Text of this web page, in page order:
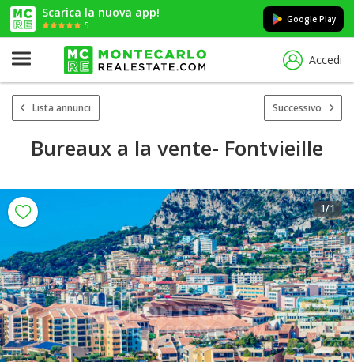
Scarica la nuova app!
5
Google Play
Accedi
Lista annunci Successivo
Bureaux a la vente- Fontvieille
1/1